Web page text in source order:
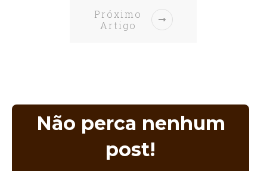
Próximo
Artigo
Não perca nenhum
post!